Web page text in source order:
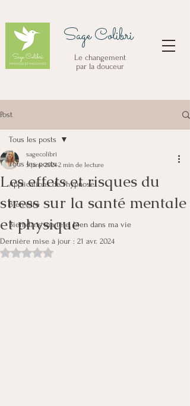
Sage Colibri
Le changement
par la douceur
Post
Tous les posts
Applications de l'hypnose
Bien-être
Bien dans ma tête, bien dans ma vie
Tous les posts
Les effets et risques du
stress sur la santé mentale
et physique
sagecolibri
5 janv. 20242 min de lecture
Dernière mise à jour : 21 avr. 2024
Noté NaN étoiles sur 5.